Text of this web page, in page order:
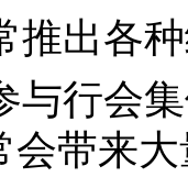
推出各
与行会
会带来